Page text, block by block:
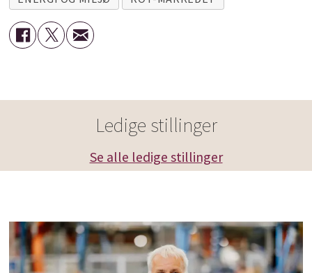
Ledige stillinger
Se alle ledige stillinger